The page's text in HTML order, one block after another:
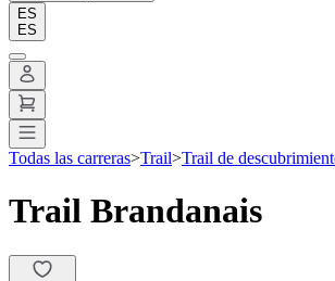
ES
ES
Todas las carreras>Trail>Trail de
Trail Brandanais